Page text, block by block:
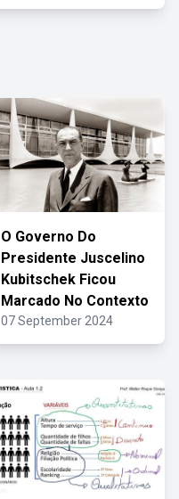
O Governo Do
Presidente Juscelino
Kubitschek Ficou
Marcado No Contexto
07 September 2024